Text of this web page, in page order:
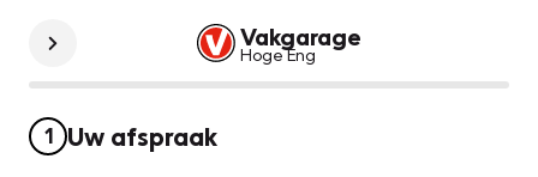
Vakgarage
Hoge Eng
1 Uw afspraak